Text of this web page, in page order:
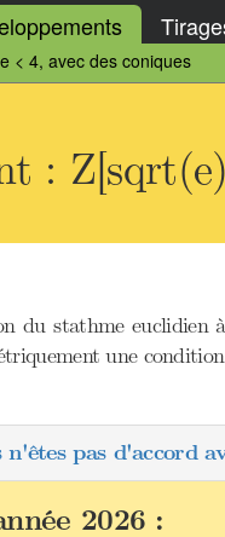
< 4, avec des coniques
:
du stathme euclidien
une
n'êtes pas d'accord
2026 :